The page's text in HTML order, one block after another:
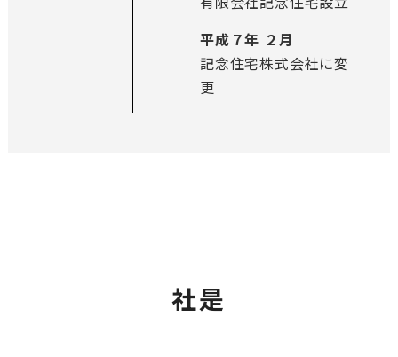
平成７年 ２月
記念住宅株式会社に変
更
社是